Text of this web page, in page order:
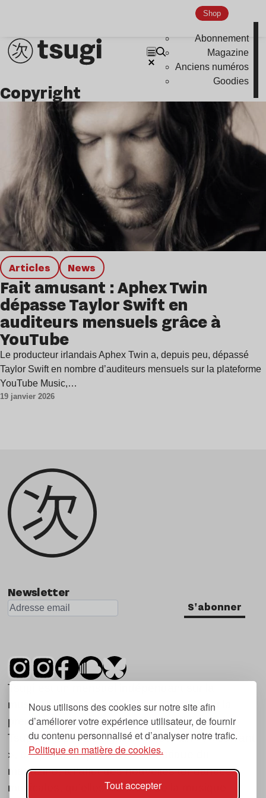
Nous utilisons des cookies sur notre site afin
d’améliorer votre expérience utilisateur, de fournir
du contenu personnalisé et d’analyser notre trafic.
Politique en matière de cookies.
Tout accepter
Shop
Abonnement
Magazine
Anciens numéros
Goodies
copyright
Articles news
Fait amusant : Aphex Twin
dépasse Taylor Swift en
auditeurs mensuels grâce à
YouTube
Le producteur irlandais Aphex Twin a, depuis peu, dépassé
Taylor Swift en nombre d’auditeurs mensuels sur la plateforme
YouTube Music,…
19 janvier 2026
Newsletter
S'abonner
Tsugi est un mensuel indépendant sur la
musique et les nouvelles tendances, dont la
première parution date de 2007.
Tsugi en japonais signifie « prochain », « suivant
», ce qui correspond à la thématique du
magazine, à l’affût des nouvelles tendances
musicales, qu’elles viennent de la musique